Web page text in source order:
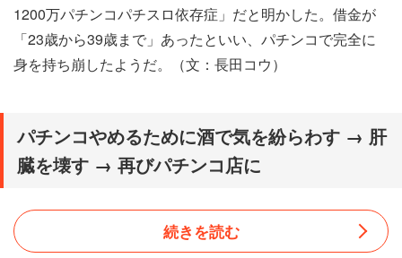
1200万パチンコパチスロ依存症」だと明かした。借金が
「23歳から39歳まで」あったといい、パチンコで完全に
身を持ち崩したようだ。（文：長田コウ）
パチンコやめるために酒で気を紛らわす → 肝
臓を壊す → 再びパチンコ店に
続きを読む